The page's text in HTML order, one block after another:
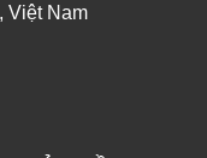
Việt Nam